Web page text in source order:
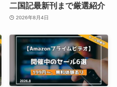
二国記最新刊まで厳選紹介
2026年8月4日